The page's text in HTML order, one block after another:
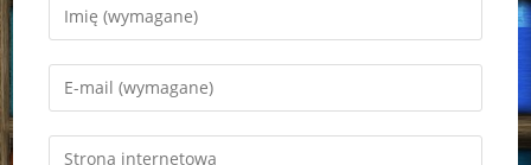
Enter
your
name
Enter
your
email
Enter